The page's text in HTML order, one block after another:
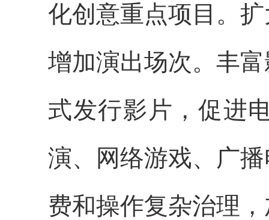
化创意重点项目。
增加演出场次。丰
式发行影片，促进
演、网络游戏、广
费和操作复杂治理